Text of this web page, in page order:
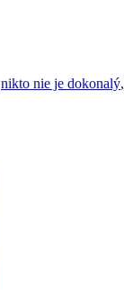
nikto nie je dokonalý,